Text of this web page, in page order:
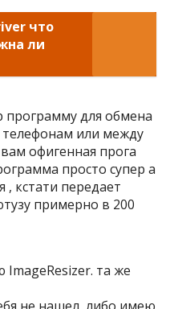
что
ли
программу для обмена
или между
офигенная прога
просто супер а
, кстати передает
примерно в 200
ImageResizer. та же